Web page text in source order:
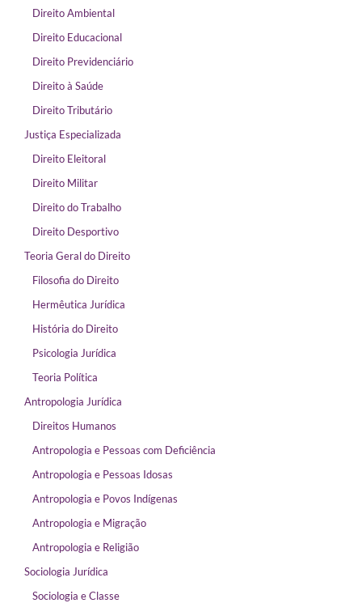
Direito Ambiental
Direito Educacional
Direito Previdenciário
Direito à Saúde
Direito Tributário
Justiça Especializada
Direito Eleitoral
Direito Militar
Direito do Trabalho
Direito Desportivo
Teoria Geral do Direito
Filosofia do Direito
Hermêutica Jurídica
História do Direito
Psicologia Jurídica
Teoria Política
Antropologia Jurídica
Direitos Humanos
Antropologia e Pessoas com Deficiência
Antropologia e Pessoas Idosas
Antropologia e Povos Indígenas
Antropologia e Migração
Antropologia e Religião
Sociologia Jurídica
Sociologia e Classe